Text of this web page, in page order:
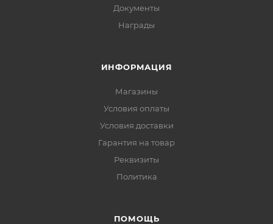
Документы
Награды
ИНФОРМАЦИЯ
Магазины
Условия оплаты
Условия доставки
Гарантия на товар
Реквизиты
Политика
ПОМОЩЬ